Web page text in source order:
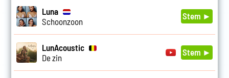
Luna
Schoonzoon
Stem ►
LunAcoustic
De zin
Stem ►